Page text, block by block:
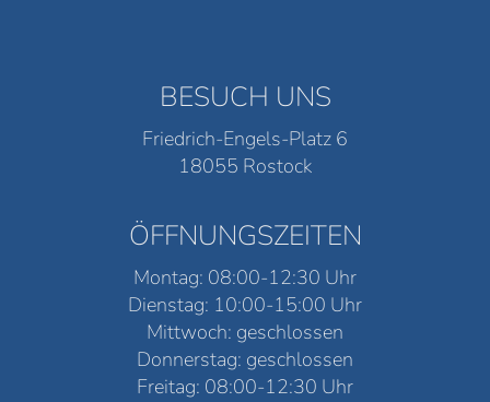
BESUCH UNS
Friedrich-Engels-Platz 6
18055 Rostock
ÖFFNUNGSZEITEN
Montag: 08:00-12:30 Uhr
Dienstag: 10:00-15:00 Uhr
Mittwoch: geschlossen
Donnerstag: geschlossen
Freitag: 08:00-12:30 Uhr